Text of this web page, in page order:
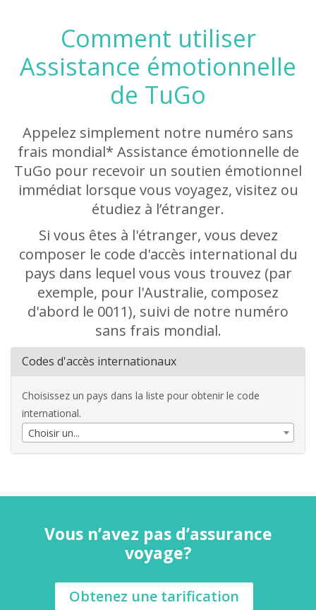
Comment utiliser
Assistance émotionnelle
de TuGo
Appelez simplement notre numéro sans
frais mondial* Assistance émotionnelle de
TuGo pour recevoir un soutien émotionnel
immédiat lorsque vous voyagez, visitez ou
étudiez à l’étranger.
Si vous êtes à l'étranger, vous devez
composer le code d'accès international du
pays dans lequel vous vous trouvez (par
exemple, pour l'Australie, composez
d'abord le 0011), suivi de notre numéro
sans frais mondial.
Codes d'accès internationaux
Choisissez un pays dans la liste pour obtenir le code
international.
Choisir un...
Vous n’avez pas d’assurance
voyage?
Obtenez une tarification